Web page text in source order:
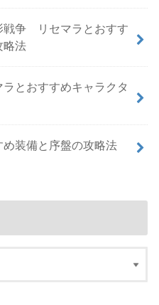
戦争 リセマラとおすす
略法
とおすすめキャラクタ
装備と序盤の攻略法